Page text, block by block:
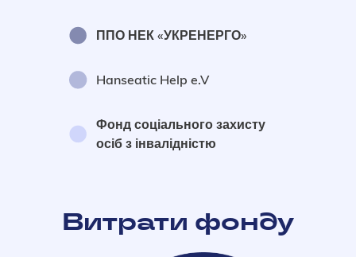
ППО НЕК «УКРЕНЕРГО»
Hanseatic Help e.V
Фонд соціального захисту
осіб з інвалідністю
Витрати фонду